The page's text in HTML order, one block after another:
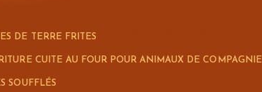
DE TERRE FRITES
CUITE AU FOUR POUR ANIMAUX DE COMPAGNIE
SOUFFLÉS